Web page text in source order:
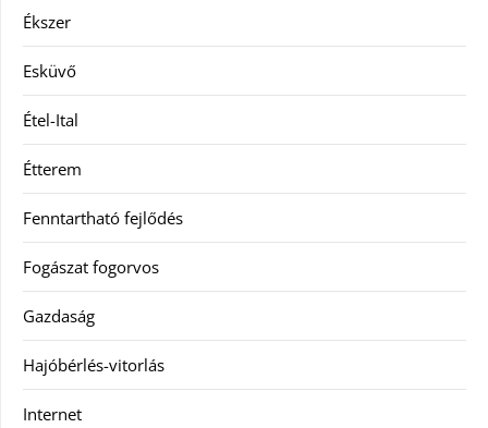
Ékszer
Esküvő
Étel-Ital
Étterem
Fenntartható fejlődés
Fogászat fogorvos
Gazdaság
Hajóbérlés-vitorlás
Internet